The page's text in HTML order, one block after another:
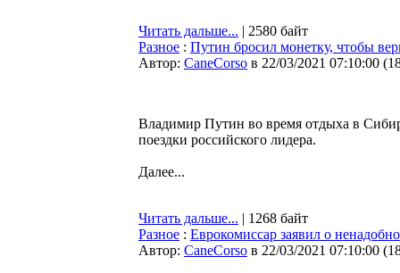
Читать дальше... | 2580 байт
Разное : Путин бросил монетку, чтобы
Автор: CaneCorso в 22/03/2021 07:10:00 (
Владимир Путин во время отдыха в
поездки российского лидера.
Далее...
Читать дальше... | 1268 байт
Разное : Еврокомиссар заявил о
Автор: CaneCorso в 22/03/2021 07:10:00 (